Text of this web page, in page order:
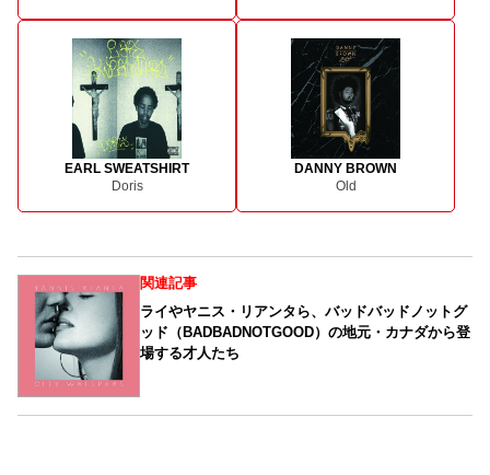
EARL SWEATSHIRT
Doris
DANNY BROWN
Old
関連記事
ライやヤニス・リアンタら、バッドバッドノットグ
ッド（BADBADNOTGOOD）の地元・カナダから登
場する才人たち